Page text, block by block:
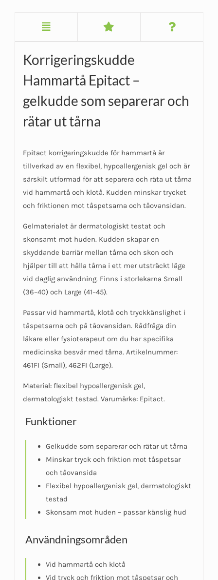
Korrigeringskudde
Hammartå Epitact –
gelkudde som separerar och
rätar ut tårna
Epitact korrigeringskudde för hammartå är
tillverkad av en flexibel, hypoallergenisk gel och är
särskilt utformad för att separera och räta ut tårna
vid hammartå och klotå. Kudden minskar trycket
och friktionen mot tåspetsarna och tåovansidan.
Gelmaterialet är dermatologiskt testat och
skonsamt mot huden. Kudden skapar en
skyddande barriär mellan tårna och skon och
hjälper till att hålla tårna i ett mer utsträckt läge
vid daglig användning. Finns i storlekarna Small
(36–40) och Large (41–45).
Passar vid hammartå, klotå och tryckkänslighet i
tåspetsarna och på tåovansidan. Rådfråga din
läkare eller fysioterapeut om du har specifika
medicinska besvär med tårna. Artikelnummer:
461FI (Small), 462FI (Large).
Material: flexibel hypoallergenisk gel,
dermatologiskt testad. Varumärke: Epitact.
Funktioner
Gelkudde som separerar och rätar ut tårna
Minskar tryck och friktion mot tåspetsar
och tåovansida
Flexibel hypoallergenisk gel, dermatologiskt
testad
Skonsam mot huden – passar känslig hud
Användningsområden
Vid hammartå och klotå
Vid tryck och friktion mot tåspetsar och